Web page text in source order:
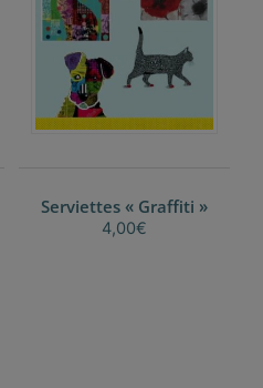
Serviettes « Graffiti »
4,00€